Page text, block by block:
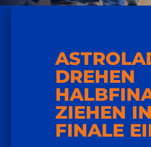
DREHEN
ZIEHEN
FINALE